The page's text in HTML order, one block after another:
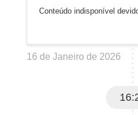
Conteúdo indisponível
16 de Janeiro de 2026